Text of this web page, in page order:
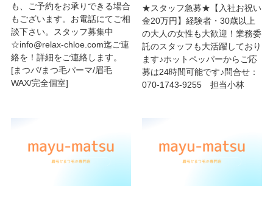
も、ご予約をお承りできる場合
もございます。お電話にてご相
談下さい。スタッフ募集中
☆info@relax-chloe.com迄ご連
絡を！詳細をご連絡します。
[まつパ/まつ毛パーマ/眉毛
WAX/完全個室]
★スタッフ急募★【入社お祝い
金20万円】経験者・30歳以上
の大人の女性も大歓迎！業務委
託のスタッフも大活躍しており
ます♪ホットペッパーからご応
募は24時間可能です♪問合せ：
070-1743-9255 担当小林